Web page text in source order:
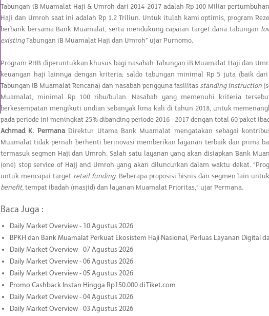
Tabungan iB Muamalat Haji & Umroh dari 2014-2017 adalah Rp 100 Miliar
Haji dan Umroh saat ini adalah Rp 1.2 Triliun. Untuk itulah kami optimis, program
berbank bersama Bank Muamalat, serta mendukung capaian target dana tabungan
existingTabungan iB Muamalat Haji dan Umroh” ujar Purnomo.
Program RHB diperuntukkan khusus bagi nasabah Tabungan iB Muamalat Haji dan
keuangan haji lainnya dengan kriteria; saldo tabungan minimal Rp 5 juta (baik
Tabungan iB Muamalat Rencana) dan nasabah pengguna fasilitas standing instruction
Muamalat, minimal Rp 100 ribu/bulan. Nasabah yang memenuhi kriteria
berkesempatan mengikuti undian sebanyak lima kali di tahun 2018, untuk
pada periode ini meningkat 25% dibanding periode 2016 –2017 dengan total 60 paket
Achmad K. PermanaDirektur Utama Bank Muamalat mengatakan sebagai
Muamalat tidak pernah berhenti berinovasi memberikan layanan terbaik dan prima
termasuk segmen Haji dan Umroh. Salah satu layanan yang akan disiapkan Bank
(one) stop service of Hajj and Umroh yang akan diluncurkan dalam waktu dekat.
untuk mencapai target retail funding. Beberapa proposisi bisnis dan segmen lain
benefit,tempat ibadah (masjid) dan layanan Muamalat Prioritas,” ujar Permana.
Baca Juga :
Daily Market Overview - 10 Agustus 2026
BPKH dan Bank Muamalat Perkuat Ekosistem Haji Nasional, Perluas Layanan Digital
Daily Market Overview - 07 Agustus 2026
Daily Market Overview - 06 Agustus 2026
Daily Market Overview - 05 Agustus 2026
Promo Cashback Instan Hingga Rp150.000 di Tiket.com
Daily Market Overview - 04 Agustus 2026
Daily Market Overview - 03 Agustus 2026